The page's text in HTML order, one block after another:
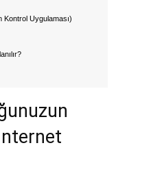
Uygulaması)